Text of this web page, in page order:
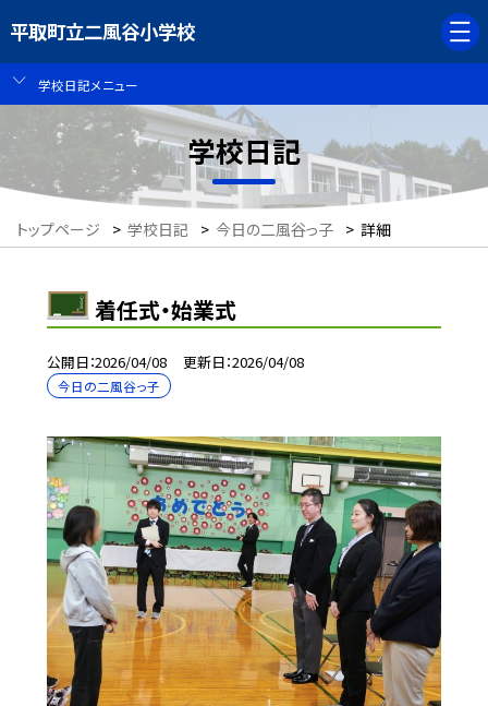
平取町立二風谷小学校
学校日記メニュー
学校日記
トップページ > 学校日記 > 今日の二風谷っ子 > 詳細
着任式・始業式
公開日 2026/04/08 更新日 2026/04/08
今日の二風谷っ子